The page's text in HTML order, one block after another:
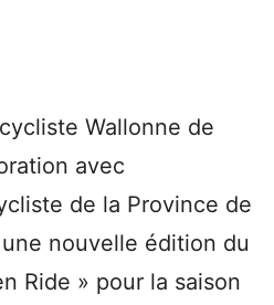
Wallonne de
avec
de la Province de
nouvelle édition du
Ride » pour la saison